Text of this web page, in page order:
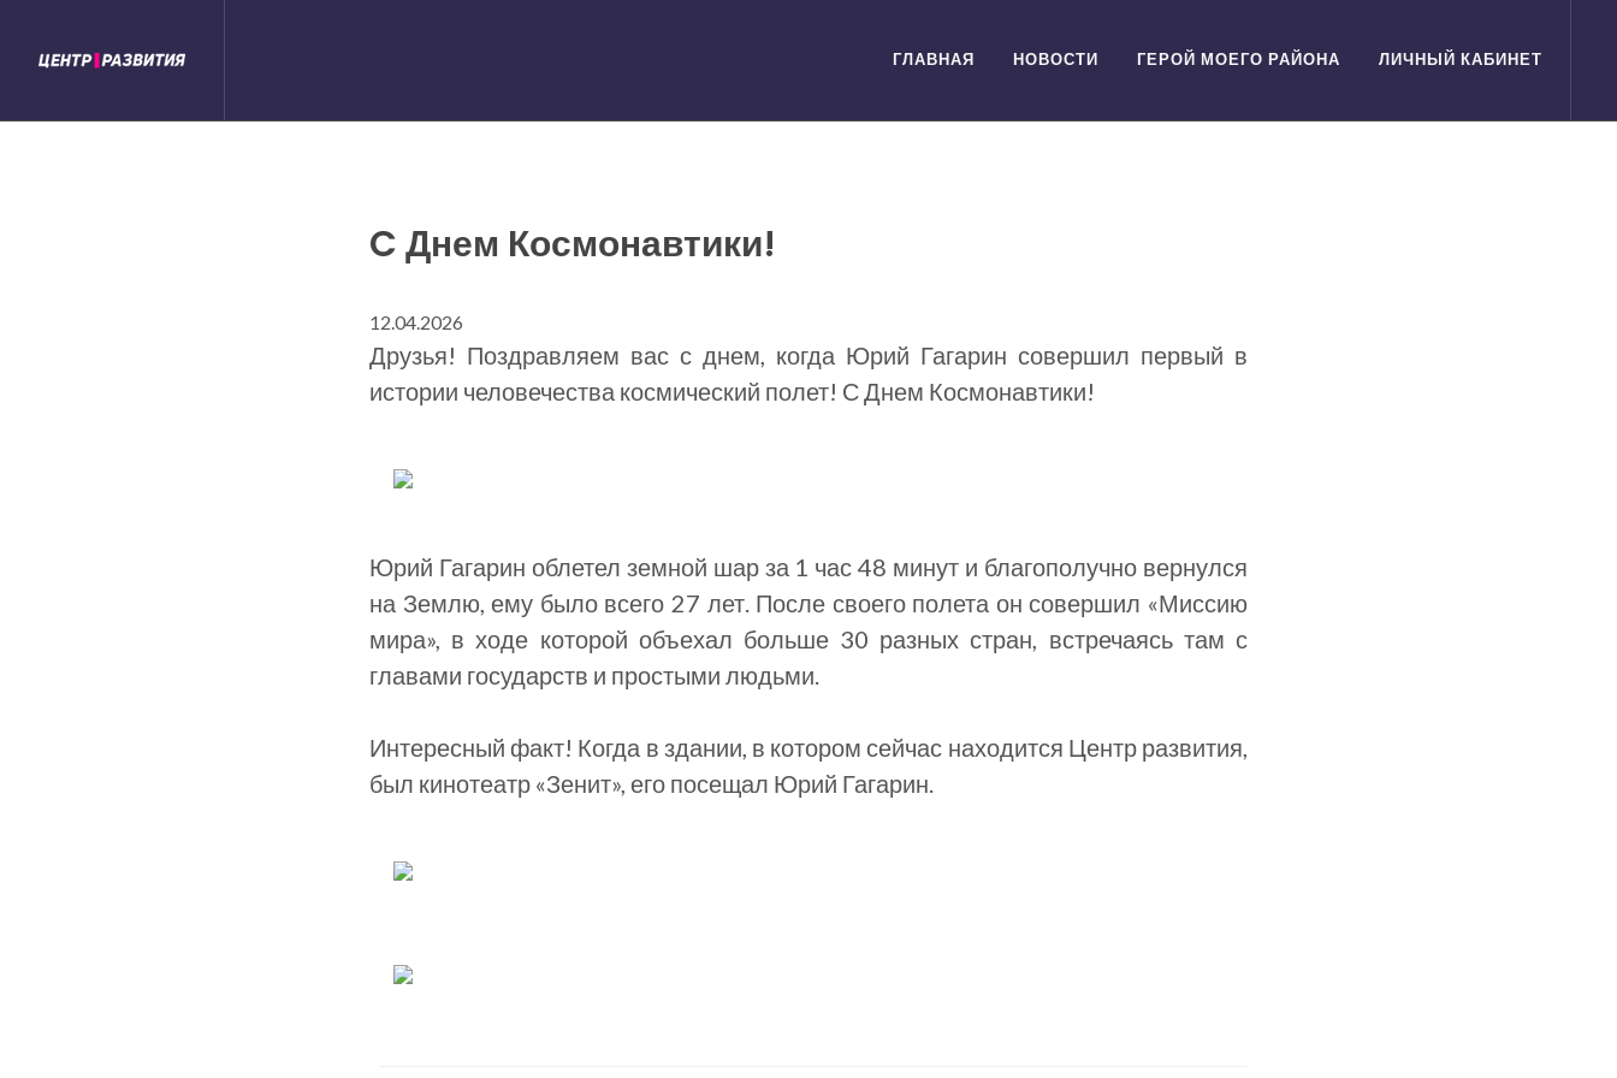
ГЛАВНАЯ НОВОСТИ ГЕРОЙ МОЕГО РАЙОНА ЛИЧНЫЙ КАБИНЕТ
C Днем Космонавтики!
12.04.2026
Друзья! Поздравляем вас с днем, когда Юрий Гагарин совершил первый в
истории человечества космический полет! С Днем Космонавтики!
Юрий Гагарин облетел земной шар за 1 час 48 минут и благополучно вернулся
на Землю, ему было всего 27 лет. После своего полета он совершил «Миссию
мира», в ходе которой объехал больше 30 разных стран, встречаясь там с
главами государств и простыми людьми.
Интересный факт! Когда в здании, в котором сейчас находится Центр развития,
был кинотеатр «Зенит», его посещал Юрий Гагарин.